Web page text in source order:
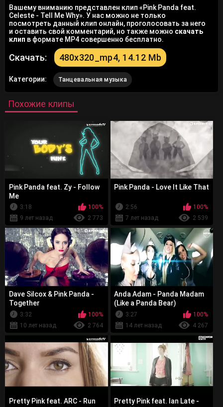
Вашему вниманию представлен клип «Pink Panda feat.
Celeste - Tell Me Why». У нас можно не только
посмотреть данный клип онлайн, проголосовать за него
и оставить свой комментарий, но также можно скачать
клип в формате MP4 совершенно бесплатно.
Скачать: 480x320_mp4, 14.12 Mb
Категории: Танцевальная музыка
Похожие клипы
Pink Panda feat. Zy - Follow
Me
3:18
100%
9 лет назад
2 773
Pink Panda - Love It Like That
2:56
100%
7 лет назад
2 539
Dave Silcox & Pink Panda -
Together
3:32
100%
10 лет назад
2 764
Anda Adam - Panda Madam
(Like a Panda Bear)
3:27
100%
14 лет назад
4 267
Pretty Pink feat. ARC - Run
Pretty Pink feat. Ian Late -